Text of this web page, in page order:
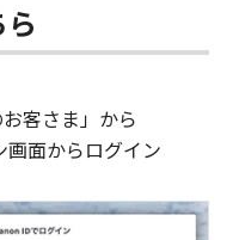
客さま」から
画面からログイン